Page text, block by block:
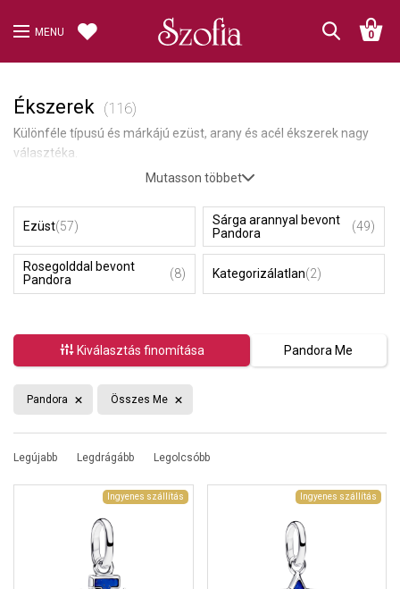
MENU 0
Ékszerek (116)
Különféle típusú és márkájú ezüst, arany és acél ékszerek nagy
választéka.
Mutasson többet
Ezüst(57)
Sárga arannyal bevont
Pandora
(49)
Rosegolddal bevont
Pandora
(8) Kategorizálatlan(2)
Kiválasztás finomítása Pandora Me
Pandora Összes Me
Legújabb Legdrágább Legolcsóbb
Ingyenes szállítás Ingyenes szállítás